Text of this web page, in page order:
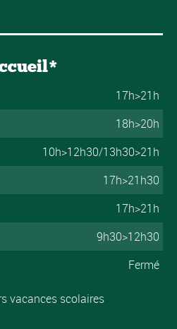
17h>21h
18h>20h
10h>12h30/13h30>21h
17h>21h30
17h>21h
9h30>12h30
Fermé
vacances scolaires